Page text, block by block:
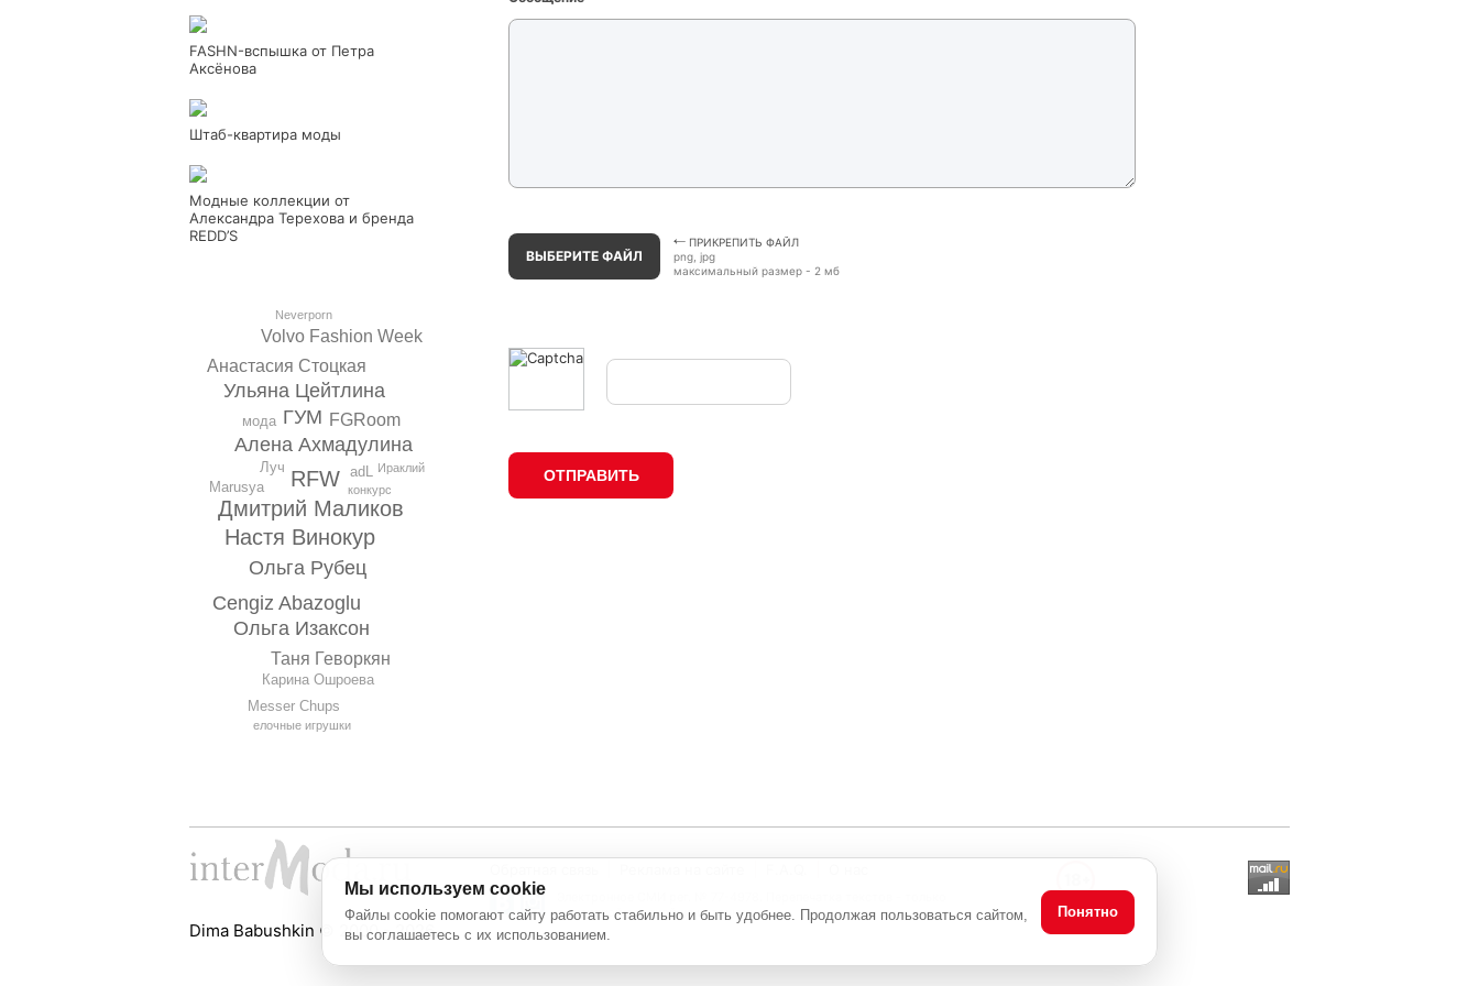
FASHN-вспышка от Петра
Аксёнова
Штаб-квартира моды
Модные коллекции от
Александра Терехова и бренда
REDD’S
Дмитрий Маликов
RFW
Настя Винокур
Ольга Рубец
Алена Ахмадулина
ГУМ
Cengiz Abazoglu
Ульяна Цейтлина
Ольга Изаксон
Анастасия Стоцкая
FGRoom
Таня Геворкян
Volvo Fashion Week
Карина Ошроева
Marusya
adL
Луч
мода
Messer Chups
Neverporn
Ираклий
конкурс
елочные игрушки
ВЫБЕРИТЕ ФАЙЛ
ПРИКРЕПИТЬ ФАЙЛ
png, jpg
максимальный размер - 2 мб
Dima Babushkin © 2000 - 2026
с активной ссылкой на источник
Мы используем cookie
Файлы cookie помогают сайту работать стабильно и быть удобнее. Продолжая пользоваться сайтом,
вы соглашаетесь с их использованием.
Понятно